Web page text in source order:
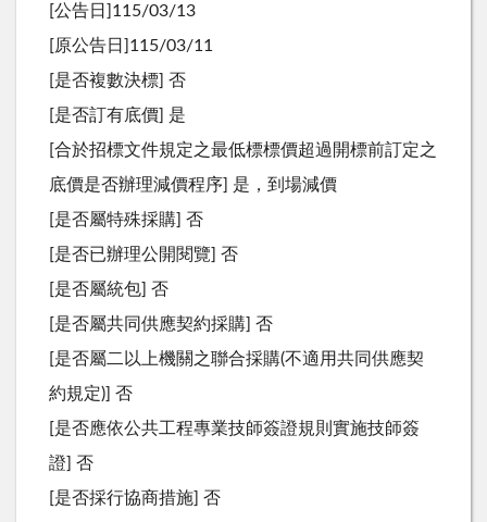
[公告日]115/03/13
[原公告日]115/03/11
[是否複數決標] 否
[是否訂有底價] 是
[合於招標文件規定之最低標標價超過開標前訂定之
底價是否辦理減價程序] 是，到場減價
[是否屬特殊採購] 否
[是否已辦理公開閱覽] 否
[是否屬統包] 否
[是否屬共同供應契約採購] 否
[是否屬二以上機關之聯合採購(不適用共同供應契
約規定)] 否
[是否應依公共工程專業技師簽證規則實施技師簽
證] 否
[是否採行協商措施] 否